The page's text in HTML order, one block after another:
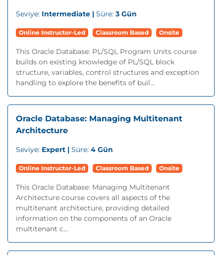
Seviye: Intermediate | Süre: 3 Gün
Online Instructor-Led Classroom Based Onsite
This Oracle Database: PL/SQL Program Units course
builds on existing knowledge of PL/SQL block
structure, variables, control structures and exception
handling to explore the benefits of buil...
Oracle Database: Managing Multitenant
Architecture
Seviye: Expert | Süre: 4 Gün
Online Instructor-Led Classroom Based Onsite
This Oracle Database: Managing Multitenant
Architecture course covers all aspects of the
multitenant architecture, providing detailed
information on the components of an Oracle
multitenant c...